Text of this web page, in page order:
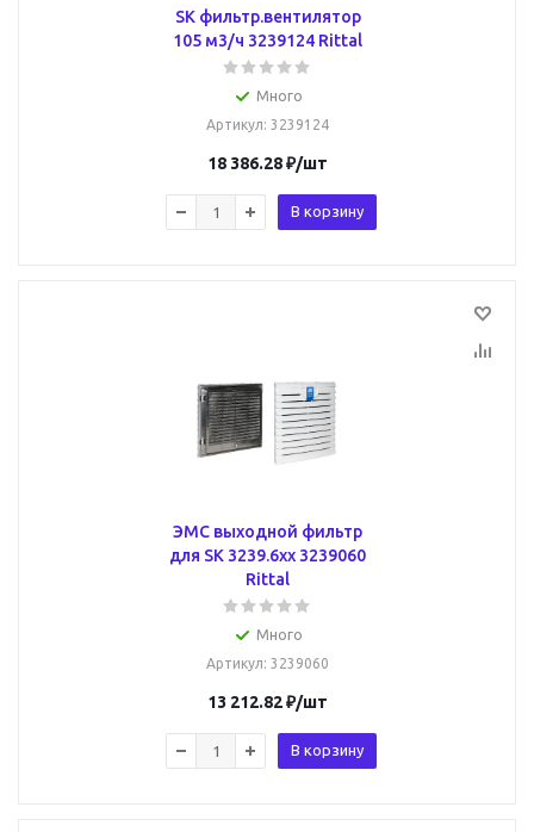
SK фильтр.вентилятор
105 м3/ч 3239124 Rittal
Много
Артикул: 3239124
18 386.28₽/шт
В корзину
ЭМС выходной фильтр
для SK 3239.6xx 3239060
Rittal
Много
Артикул: 3239060
13 212.82₽/шт
В корзину